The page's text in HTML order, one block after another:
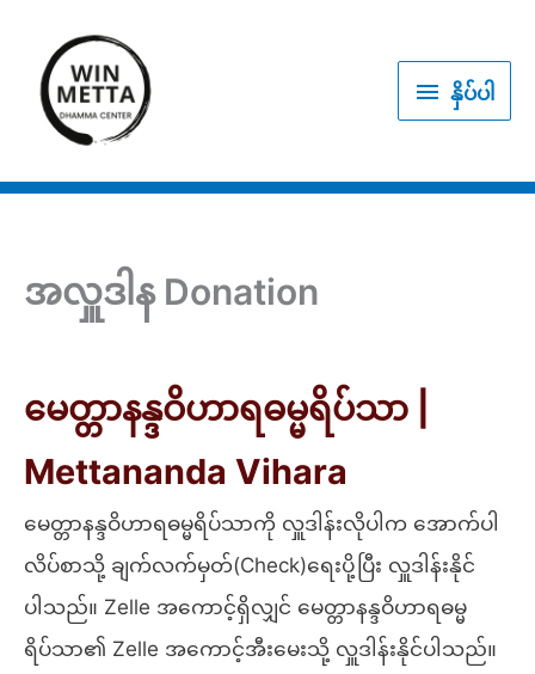
content
နှိပ် နှိပ်ပါ
အလှူဒါန Donation
မေတ္တာနန္ဒဝိဟာရဓမ္မရိပ်သာ |
Mettananda Vihara
မေတ္တာနန္ဒဝိဟာရဓမ္မရိပ်သာကို လှူဒါန်းလိုပါက အောက်ပါ
လိပ်စာသို့ ချက်လက်မှတ်(Check)ရေးပို့ပြီး လှူဒါန်းနိုင်
ပါသည်။ Zelle အကောင့်ရှိလျှင် မေတ္တာနန္ဒဝိဟာရဓမ္မ
ရိပ်သာ၏ Zelle အကောင့်အီးမေးသို့ လှူဒါန်းနိုင်ပါသည်။